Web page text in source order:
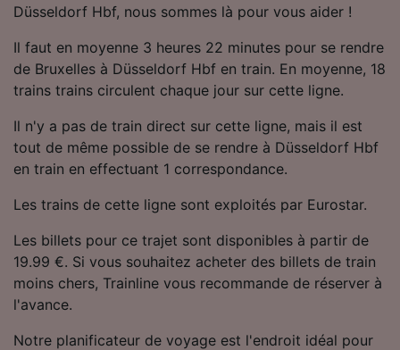
Düsseldorf Hbf, nous sommes là pour vous aider !
Il faut en moyenne 3 heures 22 minutes pour se rendre
de Bruxelles à Düsseldorf Hbf en train. En moyenne, 18
trains trains circulent chaque jour sur cette ligne.
Il n'y a pas de train direct sur cette ligne, mais il est
tout de même possible de se rendre à Düsseldorf Hbf
en train en effectuant 1 correspondance.
Les trains de cette ligne sont exploités par Eurostar.
Les billets pour ce trajet sont disponibles à partir de
19.99 €. Si vous souhaitez acheter des billets de train
moins chers, Trainline vous recommande de réserver à
l'avance.
Notre planificateur de voyage est l'endroit idéal pour
Utiliser des données de géolocalisation
caractéristiques de l’appareil pour
l’identification. Stocker et/ou accéder à des
informations sur un appareil. Publicités et
contenu personnalisés, mesure de
performance des publicités et du contenu,
études d’audience et développement de
services.